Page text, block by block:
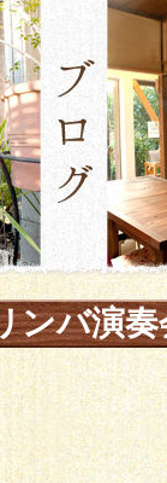
ンバ演奏